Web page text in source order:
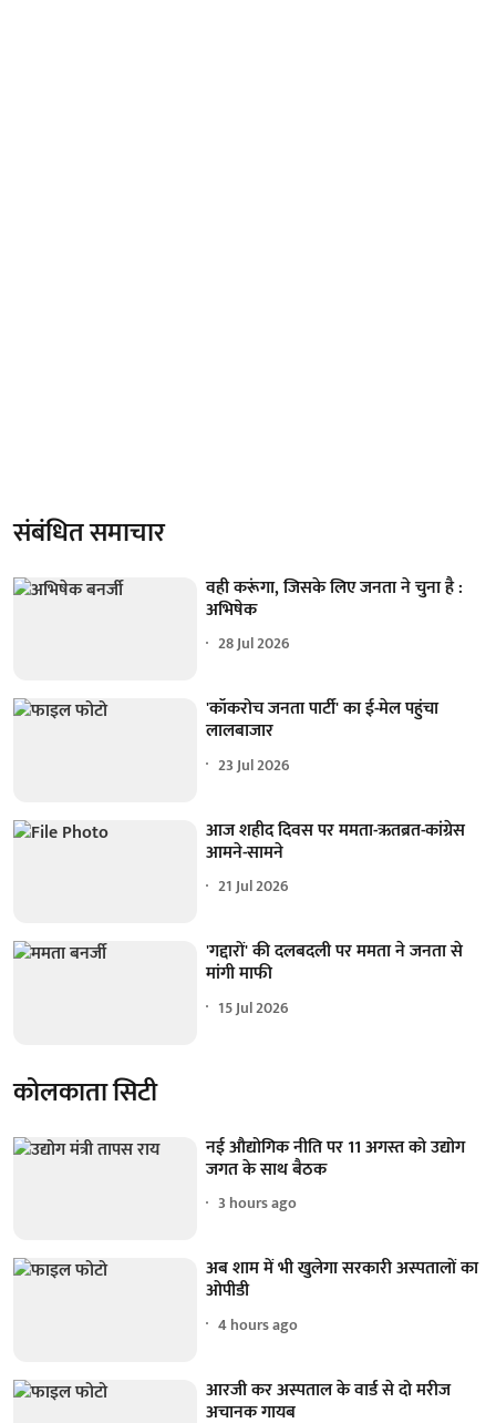
संबंधित समाचार
वही करूंगा, जिसके लिए जनता ने चुना है :
अभिषेक
28 Jul 2026
'कॉकरोच जनता पार्टी' का ई-मेल पहुंचा
लालबाजार
23 Jul 2026
आज शहीद दिवस पर ममता-ऋतब्रत-कांग्रेस
आमने-सामने
21 Jul 2026
'गद्दारों' की दलबदली पर ममता ने जनता से
मांगी माफी
15 Jul 2026
कोलकाता सिटी
नई औद्योगिक नीति पर 11 अगस्त को उद्योग
जगत के साथ बैठक
3 hours ago
अब शाम में भी खुलेगा सरकारी अस्पतालों का
ओपीडी
4 hours ago
आरजी कर अस्पताल के वार्ड से दो मरीज
अचानक गायब